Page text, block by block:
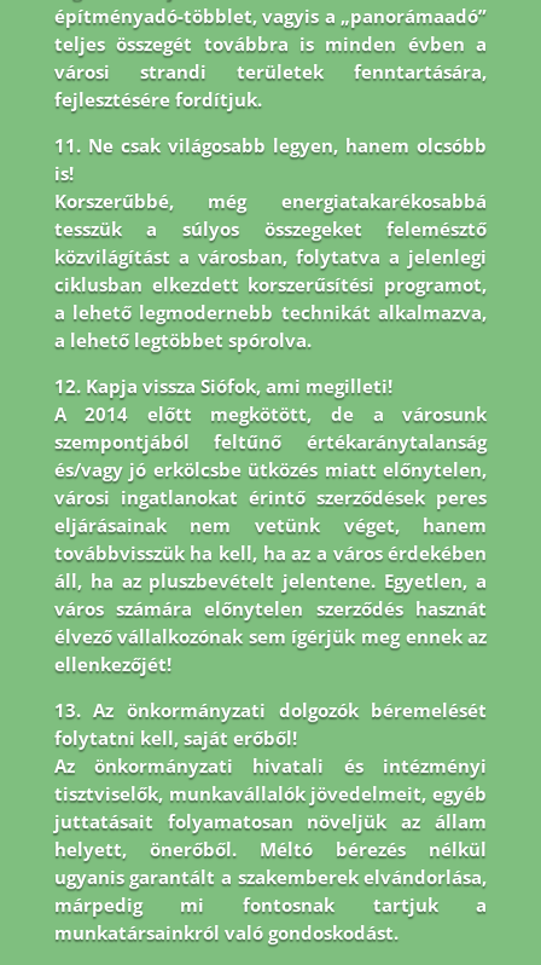
építményadó-többlet, vagyis a „panorámaadó”
teljes összegét továbbra is minden évben a
városi strandi területek fenntartására,
fejlesztésére fordítjuk.
11. Ne csak világosabb legyen, hanem olcsóbb
is!
Korszerűbbé, még energiatakarékosabbá
tesszük a súlyos összegeket felemésztő
közvilágítást a városban, folytatva a jelenlegi
ciklusban elkezdett korszerűsítési programot,
a lehető legmodernebb technikát alkalmazva,
a lehető legtöbbet spórolva.
12. Kapja vissza Siófok, ami megilleti!
A 2014 előtt megkötött, de a városunk
szempontjából feltűnő értékaránytalanság
és/vagy jó erkölcsbe ütközés miatt előnytelen,
városi ingatlanokat érintő szerződések peres
eljárásainak nem vetünk véget, hanem
továbbvisszük ha kell, ha az a város érdekében
áll, ha az pluszbevételt jelentene. Egyetlen, a
város számára előnytelen szerződés hasznát
élvező vállalkozónak sem ígérjük meg ennek az
ellenkezőjét!
13. Az önkormányzati dolgozók béremelését
folytatni kell, saját erőből!
Az önkormányzati hivatali és intézményi
tisztviselők, munkavállalók jövedelmeit, egyéb
juttatásait folyamatosan növeljük az állam
helyett, önerőből. Méltó bérezés nélkül
ugyanis garantált a szakemberek elvándorlása,
márpedig mi fontosnak tartjuk a
munkatársainkról való gondoskodást.